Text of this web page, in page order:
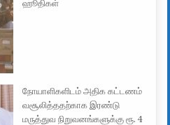
ஹூதிகள்
நோயாளிகளிடம் அதிக கட்டணம்
வசூலித்ததற்காக இரண்டு
மருத்துவ நிறுவனங்களுக்கு ரூ. 4